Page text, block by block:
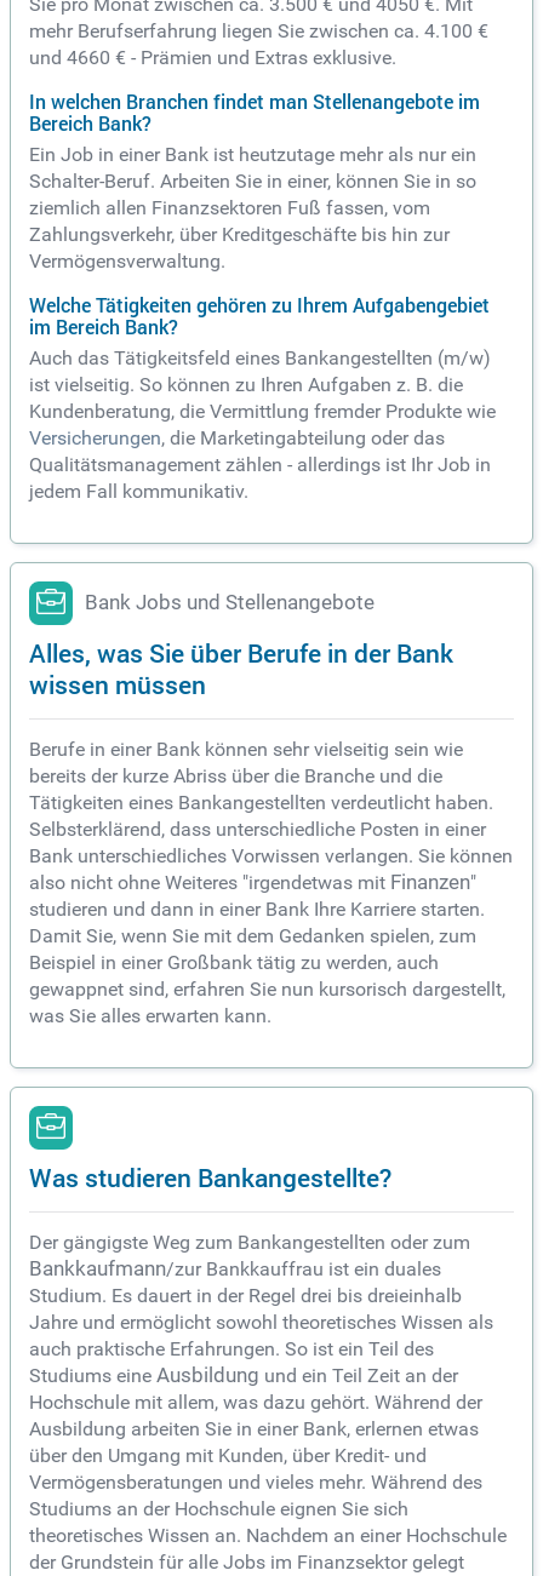
mehr Berufserfahrung liegen Sie zwischen ca. 4.100 €
und 4660 € - Prämien und Extras exklusive.
In welchen Branchen findet man Stellenangebote im
Bereich Bank?
Ein Job in einer Bank ist heutzutage mehr als nur ein
Schalter-Beruf. Arbeiten Sie in einer, können Sie in so
ziemlich allen Finanzsektoren Fuß fassen, vom
Zahlungsverkehr, über Kreditgeschäfte bis hin zur
Vermögensverwaltung.
Welche Tätigkeiten gehören zu Ihrem Aufgabengebiet
im Bereich Bank?
Auch das Tätigkeitsfeld eines Bankangestellten (m/w)
ist vielseitig. So können zu Ihren Aufgaben z. B. die
Kundenberatung, die Vermittlung fremder Produkte wie
Versicherungen, die Marketingabteilung oder das
Qualitätsmanagement zählen - allerdings ist Ihr Job in
jedem Fall kommunikativ.
Bank Jobs und Stellenangebote
Alles, was Sie über Berufe in der Bank
wissen müssen
Berufe in einer Bank können sehr vielseitig sein wie
bereits der kurze Abriss über die Branche und die
Tätigkeiten eines Bankangestellten verdeutlicht haben.
Selbsterklärend, dass unterschiedliche Posten in einer
Bank unterschiedliches Vorwissen verlangen. Sie können
also nicht ohne Weiteres "irgendetwas mit Finanzen"
studieren und dann in einer Bank Ihre Karriere starten.
Damit Sie, wenn Sie mit dem Gedanken spielen, zum
Beispiel in einer Großbank tätig zu werden, auch
gewappnet sind, erfahren Sie nun kursorisch dargestellt,
was Sie alles erwarten kann.
Was studieren Bankangestellte?
Der gängigste Weg zum Bankangestellten oder zum
Bankkaufmann/zur Bankkauffrau ist ein duales
Studium. Es dauert in der Regel drei bis dreieinhalb
Jahre und ermöglicht sowohl theoretisches Wissen als
auch praktische Erfahrungen. So ist ein Teil des
Studiums eine Ausbildung und ein Teil Zeit an der
Hochschule mit allem, was dazu gehört. Während der
Ausbildung arbeiten Sie in einer Bank, erlernen etwas
über den Umgang mit Kunden, über Kredit- und
Vermögensberatungen und vieles mehr. Während des
Studiums an der Hochschule eignen Sie sich
theoretisches Wissen an. Nachdem an einer Hochschule
der Grundstein für alle Jobs im Finanzsektor gelegt